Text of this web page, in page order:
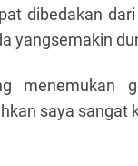
dibedakan
yangsemakin
menemukan
saya sangat